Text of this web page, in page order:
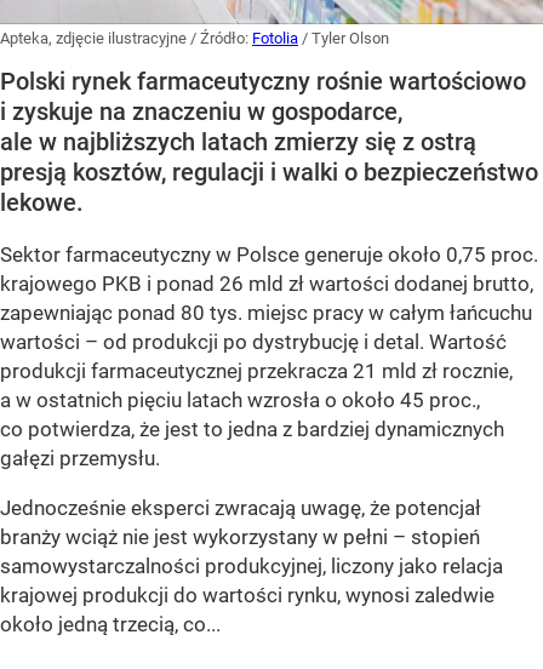
Apteka, zdjęcie ilustracyjne / Źródło: Fotolia / Tyler Olson
Polski rynek farmaceutyczny rośnie wartościowo
i zyskuje na znaczeniu w gospodarce,
ale w najbliższych latach zmierzy się z ostrą
presją kosztów, regulacji i walki o bezpieczeństwo
lekowe.
Sektor farmaceutyczny w Polsce generuje około 0,75 proc.
krajowego PKB i ponad 26 mld zł wartości dodanej brutto,
zapewniając ponad 80 tys. miejsc pracy w całym łańcuchu
wartości – od produkcji po dystrybucję i detal. Wartość
produkcji farmaceutycznej przekracza 21 mld zł rocznie,
a w ostatnich pięciu latach wzrosła o około 45 proc.,
co potwierdza, że jest to jedna z bardziej dynamicznych
gałęzi przemysłu.
Jednocześnie eksperci zwracają uwagę, że potencjał
branży wciąż nie jest wykorzystany w pełni – stopień
samowystarczalności produkcyjnej, liczony jako relacja
krajowej produkcji do wartości rynku, wynosi zaledwie
około jedną trzecią, co...